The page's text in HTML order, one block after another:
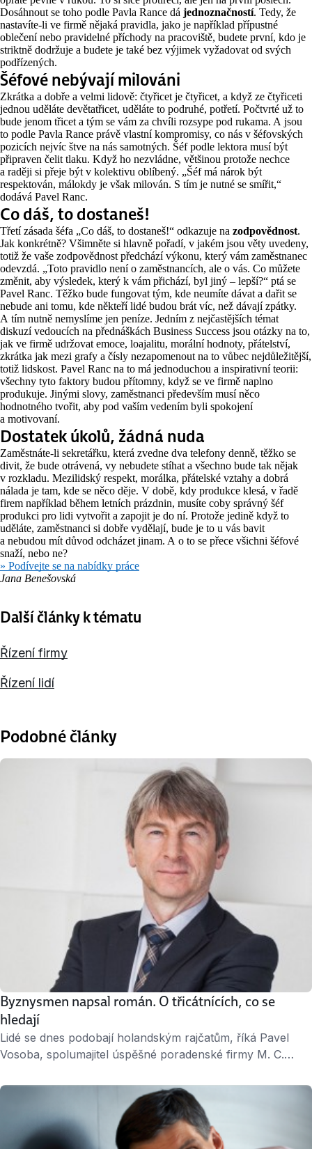
Dosáhnout se toho podle Pavla Rance dá jednoznačností. Tedy, že
nastavíte-li ve firmě nějaká pravidla, jako je například přípustné
oblečení nebo pravidelné příchody na pracoviště, budete první, kdo je
striktně dodržuje a budete je také bez výjimek vyžadovat od svých
podřízených.
Šéfové nebývají milováni
Zkrátka a dobře a velmi lidově: čtyřicet je čtyřicet, a když ze čtyřiceti
jednou uděláte devětatřicet, uděláte to podruhé, potřetí. Počtvrté už to
bude jenom třicet a tým se vám za chvíli rozsype pod rukama. A jsou
to podle Pavla Rance právě vlastní kompromisy, co nás v šéfovských
pozicích nejvíc štve na nás samotných. Šéf podle lektora musí být
připraven čelit tlaku. Když ho nezvládne, většinou protože nechce
a raději si přeje být v kolektivu oblíbený. „Šéf má nárok být
respektován, málokdy je však milován. S tím je nutné se smířit,“
dodává Pavel Ranc.
Co dáš, to dostaneš!
Třetí zásada šéfa „Co dáš, to dostaneš!“ odkazuje na zodpovědnost.
Jak konkrétně? Všimněte si hlavně pořadí, v jakém jsou věty uvedeny,
totiž že vaše zodpovědnost předchází výkonu, který vám zaměstnanec
odevzdá. „Toto pravidlo není o zaměstnancích, ale o vás. Co můžete
změnit, aby výsledek, který k vám přichází, byl jiný – lepší?“ ptá se
Pavel Ranc. Těžko bude fungovat tým, kde neumíte dávat a dařit se
nebude ani tomu, kde někteří lidé budou brát víc, než dávají zpátky.
A tím nutně nemyslíme jen peníze. Jedním z nejčastějších témat
diskuzí vedoucích na přednáškách Business Success jsou otázky na to,
jak ve firmě udržovat emoce, loajalitu, morální hodnoty, přátelství,
zkrátka jak mezi grafy a čísly nezapomenout na to vůbec nejdůležitější,
totiž lidskost. Pavel Ranc na to má jednoduchou a inspirativní teorii:
všechny tyto faktory budou přítomny, když se ve firmě naplno
produkuje. Jinými slovy, zaměstnanci především musí něco
hodnotného tvořit, aby pod vaším vedením byli spokojení
a motivovaní.
Dostatek úkolů, žádná nuda
Zaměstnáte-li sekretářku, která zvedne dva telefony denně, těžko se
divit, že bude otrávená, vy nebudete stíhat a všechno bude tak nějak
v rozkladu. Mezilidský respekt, morálka, přátelské vztahy a dobrá
nálada je tam, kde se něco děje. V době, kdy produkce klesá, v řadě
firem například během letních prázdnin, musíte coby správný šéf
produkci pro lidi vytvořit a zapojit je do ní. Protože jedině když to
uděláte, zaměstnanci si dobře vydělají, bude je to u vás bavit
a nebudou mít důvod odcházet jinam. A o to se přece všichni šéfové
snaží, nebo ne?
» Podívejte se na nabídky práce
Jana Benešovská
Další články k tématu
Řízení firmy
Řízení lidí
Podobné články
Byznysmen napsal román. O třicátnících, co se
hledají
Lidé se dnes podobají holandským rajčatům, říká Pavel
Vosoba, spolumajitel úspěšné poradenské firmy M. C.
ve světě byznysu pohybuje už 25 let. A co by poradil
svému mladšímu já, kdyby se mohl vrátit v čase? „Daleko
víc bych se koncentroval. Řekl bych si: vyber si …